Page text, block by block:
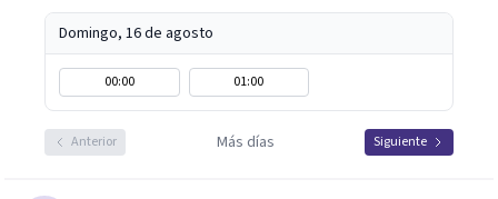
Domingo, 16 de agosto
00:00 01:00
Anterior Más días Siguiente